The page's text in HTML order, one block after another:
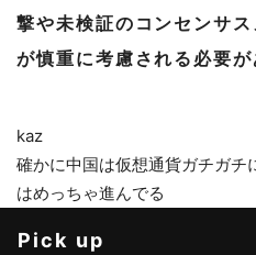
撃や未検証のコンセンサ
が慎重に考慮される必要が
kaz
確かに中国は仮想通貨ガチガチ
はめっちゃ進んでる
Pick up